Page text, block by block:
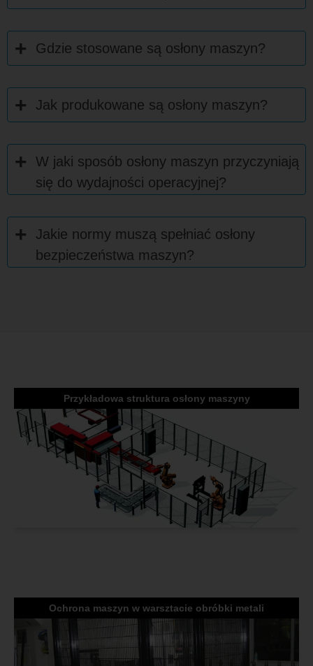
Gdzie stosowane są osłony maszyn?
Jak produkowane są osłony maszyn?
W jaki sposób osłony maszyn przyczyniają
się do wydajności operacyjnej?
Jakie normy muszą spełniać osłony
bezpieczeństwa maszyn?
Przykładowa struktura osłony maszyny
Ochrona maszyn w warsztacie obróbki metali